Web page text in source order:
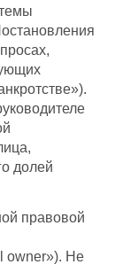
долей
правовой
owner»). Не